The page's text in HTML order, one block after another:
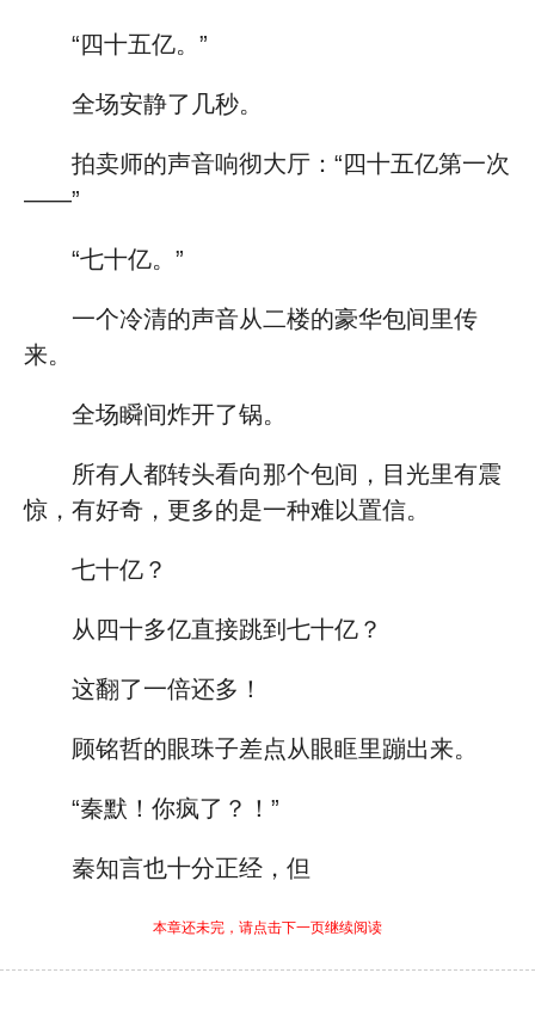
“四十五亿。”
全场安静了几秒。
拍卖师的声音响彻大厅：“四十五亿第一次
——”
“七十亿。”
一个冷清的声音从二楼的豪华包间里传
来。
全场瞬间炸开了锅。
所有人都转头看向那个包间，目光里有震
惊，有好奇，更多的是一种难以置信。
七十亿？
从四十多亿直接跳到七十亿？
这翻了一倍还多！
顾铭哲的眼珠子差点从眼眶里蹦出来。
“秦默！你疯了？！”
秦知言也十分正经，但
本章还未完，请点击下一页继续阅读